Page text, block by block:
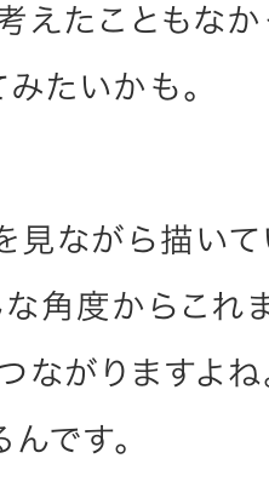
たこともなか
たいかも。
を見ながら描い
な角度からこれ
ながりますよ
です。